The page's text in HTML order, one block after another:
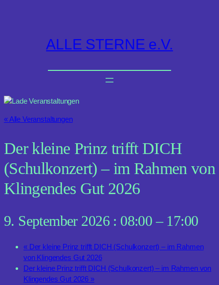
ALLE STERNE e.V.
« Alle Veranstaltungen
Der kleine Prinz trifft DICH
(Schulkonzert) – im Rahmen von
Klingendes Gut 2026
9. September 2026 : 08:00 – 17:00
«Der kleine Prinz trifft DICH (Schulkonzert) – im Rahmen
von Klingendes Gut 2026
Der kleine Prinz trifft DICH (Schulkonzert) – im Rahmen von
Klingendes Gut 2026 »